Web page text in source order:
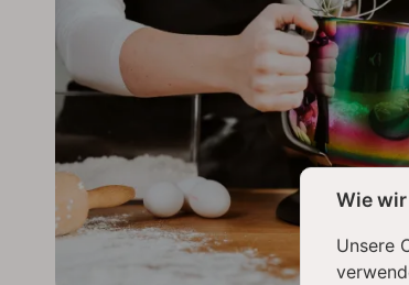
Wie
Unsere